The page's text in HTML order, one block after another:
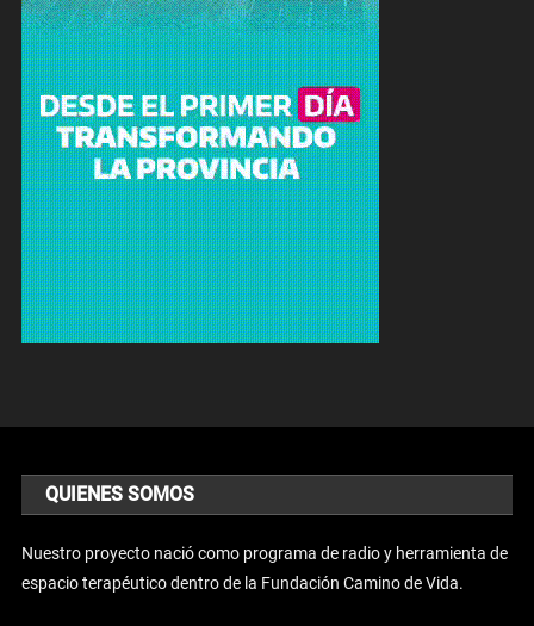
QUIENES SOMOS
Nuestro proyecto nació como programa de radio y herramienta de
espacio terapéutico dentro de la Fundación Camino de Vida.